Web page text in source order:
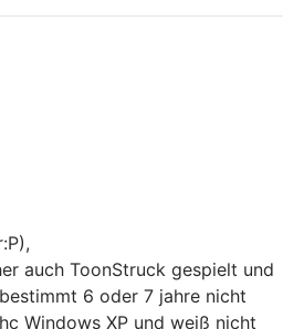
auch ToonStruck gespielt und
6 oder 7 jahre nicht
Windows XP und weiß nicht